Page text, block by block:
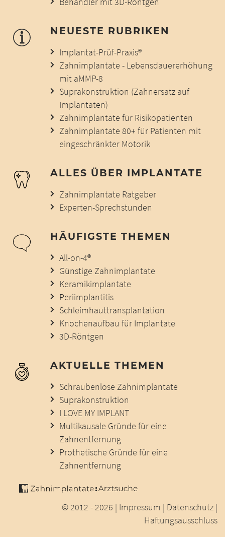
NEUESTE RUBRIKEN
Implantat-Prüf-Praxis®
Zahnimplantate - Lebensdauererhöhung
mit aMMP-8
Suprakonstruktion (Zahnersatz auf
Implantaten)
Zahnimplantate für Risikopatienten
Zahnimplantate 80+ für Patienten mit
eingeschränkter Motorik
ALLES ÜBER IMPLANTATE
Zahnimplantate Ratgeber
Experten-Sprechstunden
HÄUFIGSTE THEMEN
All-on-4®
Günstige Zahnimplantate
Keramikimplantate
Periimplantitis
Schleimhauttransplantation
Knochenaufbau für Implantate
3D-Röntgen
AKTUELLE THEMEN
Schraubenlose Zahnimplantate
Suprakonstruktion
I LOVE MY IMPLANT
Multikausale Gründe für eine
Zahnentfernung
Prothetische Gründe für eine
Zahnentfernung
© 2012 - 2026 | Impressum | Datenschutz |
Haftungsausschluss